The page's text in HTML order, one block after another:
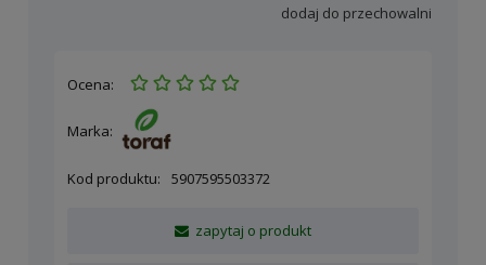
dodaj do przechowalni
Ocena:
Marka:
Kod produktu: 5907595503372
zapytaj o produkt